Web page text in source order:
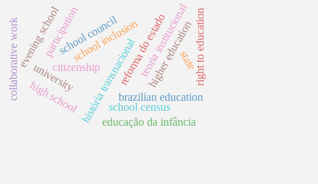
história transnacionalbrazilian education
school council
citizenship
participation reforma do estado
teoria institucional
higher education
university
high school
evening school right to education
educação da infância
school inclusion
school census
collaborative work state